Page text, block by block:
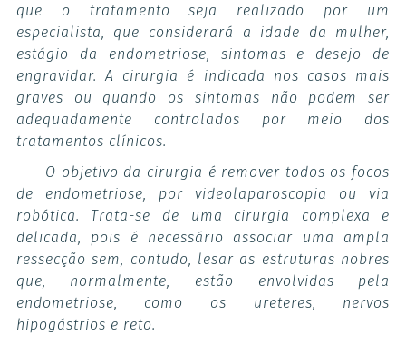
que o tratamento seja realizado por um
especialista, que considerará a idade da mulher,
estágio da endometriose, sintomas e desejo de
engravidar. A cirurgia é indicada nos casos mais
graves ou quando os sintomas não podem ser
adequadamente controlados por meio dos
tratamentos clínicos.
O objetivo da cirurgia é remover todos os focos
de endometriose, por videolaparoscopia ou via
robótica. Trata-se de uma cirurgia complexa e
delicada, pois é necessário associar uma ampla
ressecção sem, contudo, lesar as estruturas nobres
que, normalmente, estão envolvidas pela
endometriose, como os ureteres, nervos
hipogástrios e reto.